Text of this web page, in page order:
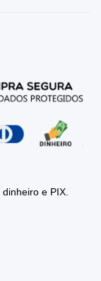
e PIX.